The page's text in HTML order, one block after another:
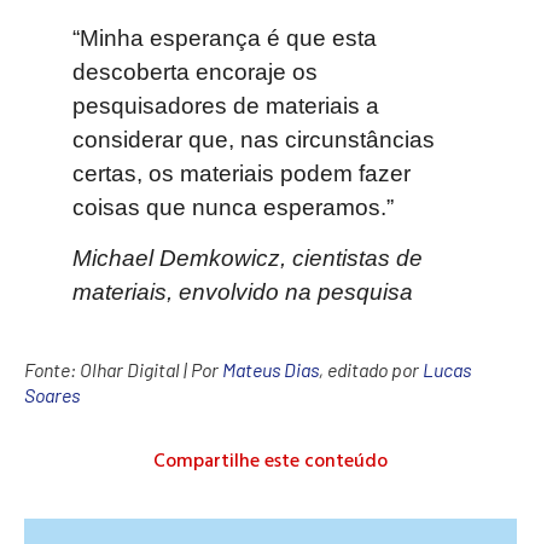
“Minha esperança é que esta
descoberta encoraje os
pesquisadores de materiais a
considerar que, nas circunstâncias
certas, os materiais podem fazer
coisas que nunca esperamos.”
Michael Demkowicz, cientistas de
materiais, envolvido na pesquisa
Fonte: Olhar Digital| Por Mateus Dias, editado por Lucas
Soares
Compartilhe este conteúdo